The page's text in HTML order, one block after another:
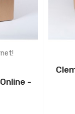
-